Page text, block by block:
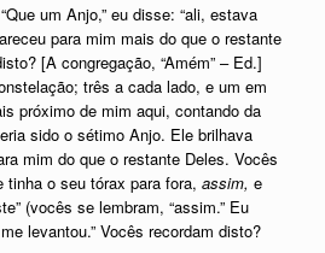
um Anjo,” eu disse: “ali, estava
para mim mais do que o restante
[A congregação, “Amém” – Ed.]
três a cada lado, e um em
próximo de mim aqui, contando da
sido o sétimo Anjo. Ele brilhava
mim do que o restante Deles. Vocês
tinha o seu tórax para fora, assim, e
(vocês se lembram, “assim.” Eu
levantou.” Vocês recordam disto?